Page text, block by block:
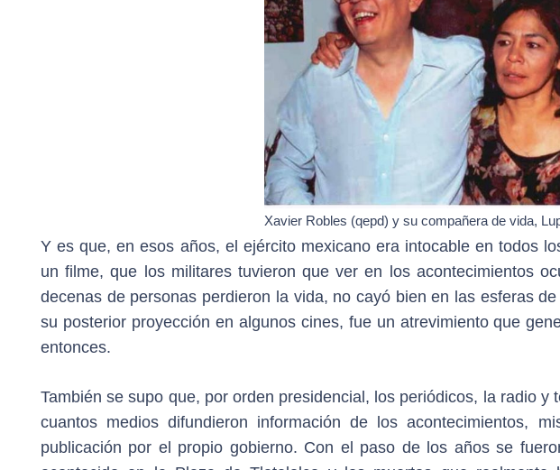
Xavier Robles (qepd) y su compañera de vida,
Y es que, en esos años, el ejército mexicano era intocable en todos
un filme, que los militares tuvieron que ver en los acontecimientos
decenas de personas perdieron la vida, no cayó bien en las esferas
su posterior proyección en algunos cines, fue un atrevimiento que
entonces.
También se supo que, por orden presidencial, los periódicos, la radio
cuantos medios difundieron información de los acontecimientos,
publicación por el propio gobierno. Con el paso de los años se